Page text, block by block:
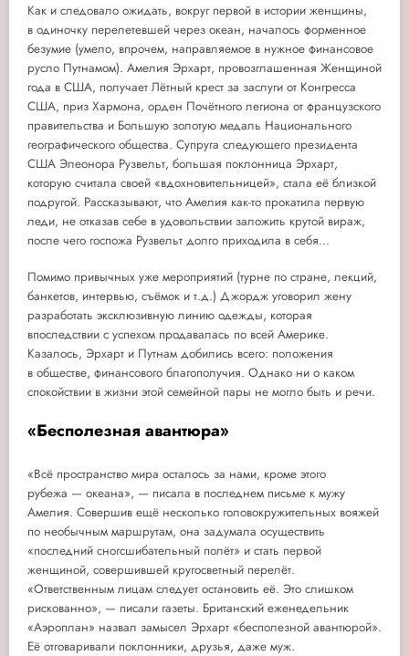
Как и следовало ожидать, вокруг первой в истории женщины,
в одиночку перелетевшей через океан, началось форменное
безумие (умело, впрочем, направляемое в нужное финансовое
русло Путнамом). Амелия Эрхарт, провозглашенная Женщиной
года в США, получает Лётный крест за заслуги от Конгресса
США, приз Хармона, орден Почётного легиона от французского
правительства и Большую золотую медаль Национального
географического общества. Супруга следующего президента
США Элеонора Рузвельт, большая поклонница Эрхарт,
которую считала своей «вдохновительницей», стала её близкой
подругой. Рассказывают, что Амелия как-то прокатила первую
леди, не отказав себе в удовольствии заложить крутой вираж,
после чего госпожа Рузвельт долго приходила в себя...
Помимо привычных уже мероприятий (турне по стране, лекций,
банкетов, интервью, съёмок и т.д.) Джордж уговорил жену
разработать эксклюзивную линию одежды, которая
впоследствии с успехом продавалась по всей Америке.
Казалось, Эрхарт и Путнам добились всего: положения
в обществе, финансового благополучия. Однако ни о каком
спокойcтвии в жизни этой семейной пары не могло быть и речи.
«Бесполезная авантюра»
«Всё пространство мира осталось за нами, кроме этого
рубежа — океана», — писала в последнем письме к мужу
Амелия. Совершив ещё несколько головокружительных вояжей
по необычным маршрутам, она задумала осуществить
«последний сногсшибательный полёт» и стать первой
женщиной, совершившей кругосветный перелёт.
«Ответственным лицам следует остановить её. Это слишком
рискованно», — писали газеты. Британский еженедельник
«Аэроплан» назвал замысел Эрхарт «бесполезной авантюрой».
Её отговаривали поклонники, друзья, даже муж.